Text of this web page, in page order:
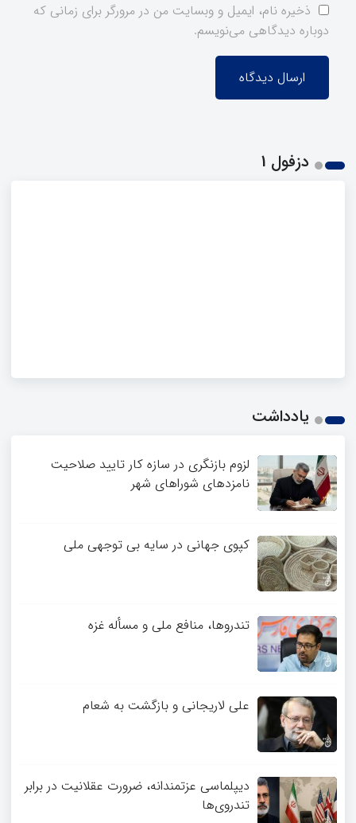
ذخیره نام، ایمیل و وبسایت من در مرورگر برای زمانی که
دوباره دیدگاهی می‌نویسم.
دزفول 1
یادداشت
لزوم بازنگری در سازه کار تایید صلاحیت
نامزدهای شوراهای شهر
کپوی جهانی در سایه بی توجهی ملی
تندروها، منافع ملی و مسأله غزه
علی لاریجانی و بازگشت به شعام
دیپلماسی عزتمندانه، ضرورت عقلانیت در برابر
تندروی‌ها